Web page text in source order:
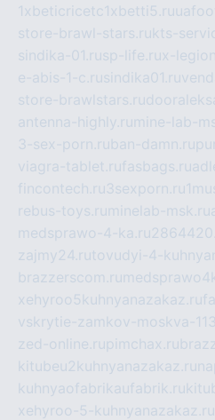
1xbeticricetc1xbetti5.ru
store-brawl-stars.rukts-
sindika-01.rusp-life.rux-
e-abis-1-c.rusindika01.ru
store-brawlstars.ru
antenna-highly.ru mine-lab-
3-sex-porn.ruban-damn.ru
viagra-tablet.rufasbags.ru
fincontech.ru3sexporn.ru
rebus-toys.ru minelab-msk.ru
medsprawo-4-ka.ru
zajmy24.rutovudyi-4-
brazzerscom.ru
xehyroo5kuhnyanazakaz.ru
vskrytie-zamkov-moskva-
zed-online.rupimchax.ru
kitubeu2kuhnyanazakaz.ru
kuhnyaofabrikaufabrik.ru
xehyroo-5-kuhnyanazakaz.ru